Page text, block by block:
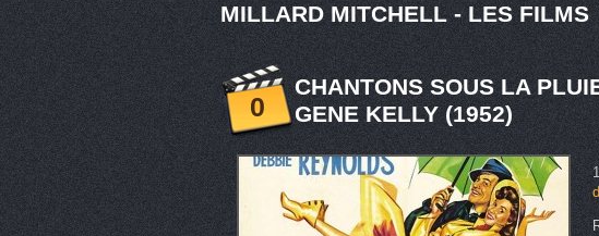
MILLARD MITCHELL - LES FILMS
0
CHANTONS SOUS LA
GENE KELLY (1952)